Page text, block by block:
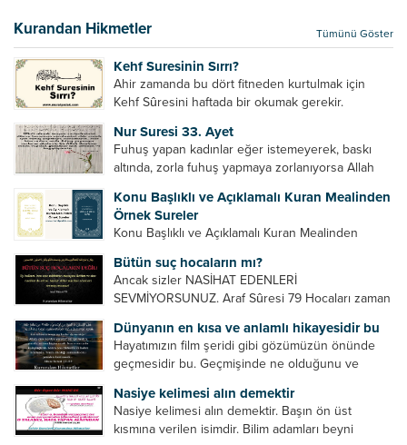
elçilik yaptığı makam adına teşri yapamaz. Sadece
elçi kelimesinin manasından...
Kurandan Hikmetler Tümünü Göster
Kehf Suresinin Sırrı?
Ahir zamanda bu dört fitneden kurtulmak için
Kehf Sûresini haftada bir okumak gerekir.
din algısı, yanlış din öğreten hoca algısını yenmek
vb. Dini doğru...
Nur Suresi 33. Ayet
Fuhuş yapan kadınlar eğer istemeyerek, baskı
altında, zorla fuhuş yapmaya zorlanıyorsa Allah
cariyelerinizi dünya hayatının menfaatini elde
etmek için fuhuş yapmaya zorlamayın. Her...
Konu Başlıklı ve Açıklamalı Kuran Mealinden
Örnek Sureler
Konu Başlıklı ve Açıklamalı Kuran Mealinden
Bütün suç hocaların mı?
Ancak sizler NASİHAT EDENLERİ
SEVMİYORSUNUZ. Araf Sûresi 79 Hocaları zaman
geliştirmeleri hususunda bazen açık bazen gizli
tenkitlerde bulunmuşuzdur. Örneğin hocalarda
olması gereken hususları sıralar ve...
Dünyanın en kısa ve anlamlı hikayesidir bu
Hayatımızın film şeridi gibi gözümüzün önünde
geçmesidir bu. Geçmişinde ne olduğunu ve
âyetlere baksın. Hayatı özetler misin sorusuna
verilebilecek en kısa ve bir o...
Nasiye kelimesi alın demektir
Nasiye kelimesi alın demektir. Başın ön üst
kısmına verilen isimdir. Bilim adamları beyni